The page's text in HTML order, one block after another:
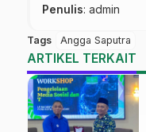
Penulis: admin
Tags Angga Saputra
ARTIKEL TERKAIT